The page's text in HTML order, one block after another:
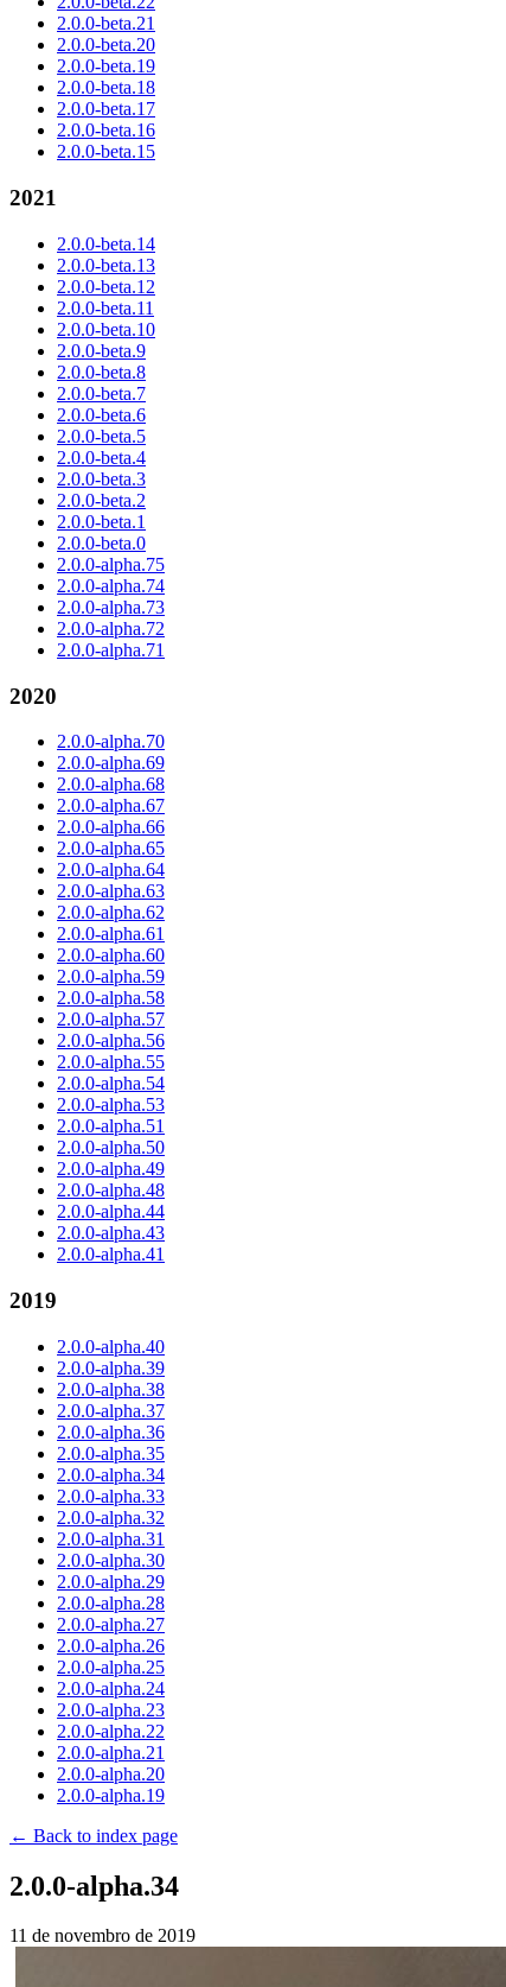
2.0.0-beta.21
2.0.0-beta.20
2.0.0-beta.19
2.0.0-beta.18
2.0.0-beta.17
2.0.0-beta.16
2.0.0-beta.15
2021
2.0.0-beta.14
2.0.0-beta.13
2.0.0-beta.12
2.0.0-beta.11
2.0.0-beta.10
2.0.0-beta.9
2.0.0-beta.8
2.0.0-beta.7
2.0.0-beta.6
2.0.0-beta.5
2.0.0-beta.4
2.0.0-beta.3
2.0.0-beta.2
2.0.0-beta.1
2.0.0-beta.0
2.0.0-alpha.75
2.0.0-alpha.74
2.0.0-alpha.73
2.0.0-alpha.72
2.0.0-alpha.71
2020
2.0.0-alpha.70
2.0.0-alpha.69
2.0.0-alpha.68
2.0.0-alpha.67
2.0.0-alpha.66
2.0.0-alpha.65
2.0.0-alpha.64
2.0.0-alpha.63
2.0.0-alpha.62
2.0.0-alpha.61
2.0.0-alpha.60
2.0.0-alpha.59
2.0.0-alpha.58
2.0.0-alpha.57
2.0.0-alpha.56
2.0.0-alpha.55
2.0.0-alpha.54
2.0.0-alpha.53
2.0.0-alpha.51
2.0.0-alpha.50
2.0.0-alpha.49
2.0.0-alpha.48
2.0.0-alpha.44
2.0.0-alpha.43
2.0.0-alpha.41
2019
2.0.0-alpha.40
2.0.0-alpha.39
2.0.0-alpha.38
2.0.0-alpha.37
2.0.0-alpha.36
2.0.0-alpha.35
2.0.0-alpha.34
2.0.0-alpha.33
2.0.0-alpha.32
2.0.0-alpha.31
2.0.0-alpha.30
2.0.0-alpha.29
2.0.0-alpha.28
2.0.0-alpha.27
2.0.0-alpha.26
2.0.0-alpha.25
2.0.0-alpha.24
2.0.0-alpha.23
2.0.0-alpha.22
2.0.0-alpha.21
2.0.0-alpha.20
2.0.0-alpha.19
← Back to index page
2.0.0-alpha.34
11 de novembro de 2019